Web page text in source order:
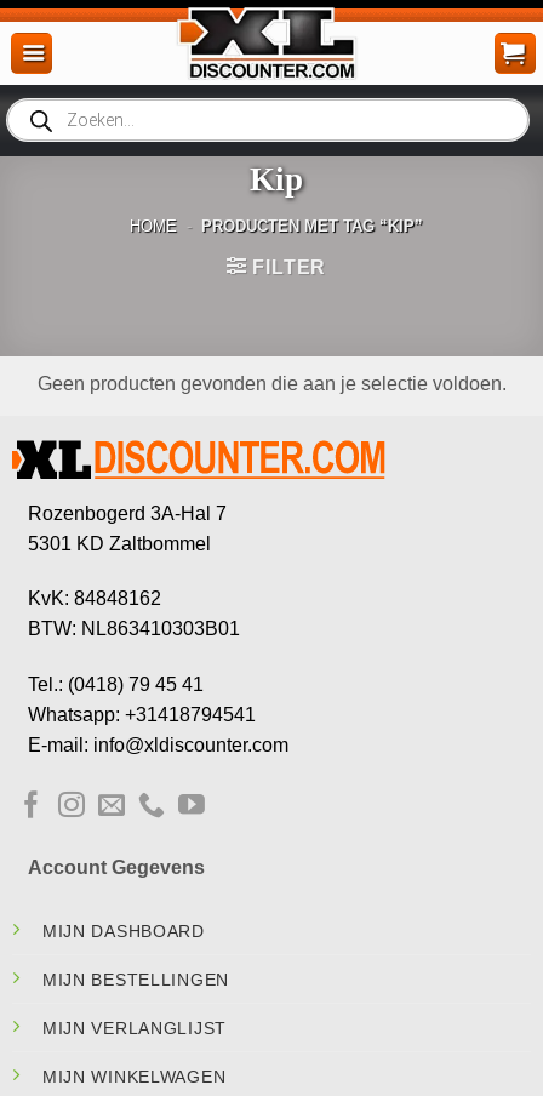
Ga
naar
inhoud
Producten
zoeken
Kip
HOME - PRODUCTEN MET TAG “KIP”
FILTER
Geen producten gevonden die aan je selectie voldoen.
Rozenbogerd 3A-Hal 7
5301 KD Zaltbommel
KvK: 84848162
BTW: NL863410303B01
Tel.: (0418) 79 45 41
Whatsapp: +31418794541
E-mail: info@xldiscounter.com
Account Gegevens
MIJN DASHBOARD
MIJN BESTELLINGEN
MIJN VERLANGLIJST
MIJN WINKELWAGEN